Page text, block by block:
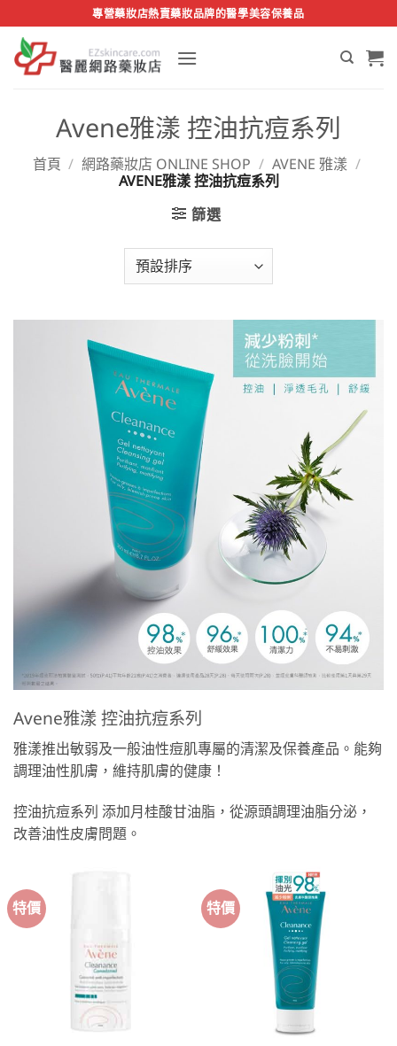
to
content
專營藥妝店熱賣藥妝品牌的醫學美容保養品
Avene雅漾 控油抗痘系列
首頁 / 網路藥妝店 ONLINE SHOP / AVENE 雅漾 /
AVENE雅漾 控油抗痘系列
篩選
Avene雅漾 控油抗痘系列
雅漾推出敏弱及一般油性痘肌專屬的清潔及保養產品。能夠
調理油性肌膚，維持肌膚的健康！
控油抗痘系列 添加月桂酸甘油脂，從源頭調理油脂分泌，
改善油性皮膚問題。
特價 特價